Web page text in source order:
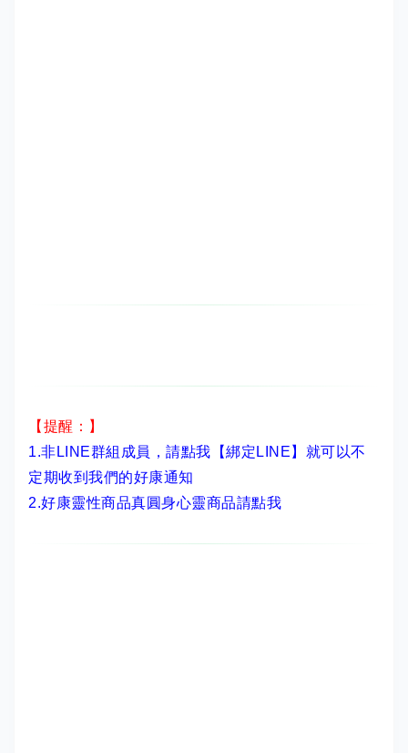
【提醒：】
1.非LINE群組成員， 請點我【綁定LINE】 就可以不
定期收到我們的好康通知
2.好康靈性商品真圓身心靈商品請點我